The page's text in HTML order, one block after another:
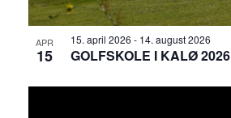
APR
15
15. april 2026 - 14. august 2026
GOLFSKOLE I KALØ 2026